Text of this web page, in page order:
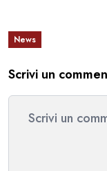
News
Scrivi un